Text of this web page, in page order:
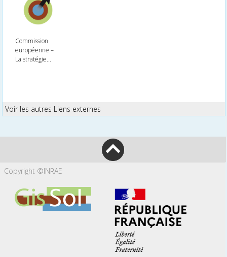
Commission
européenne –
La stratégie...
Voir les autres Liens externes
Copyright ©INRAE